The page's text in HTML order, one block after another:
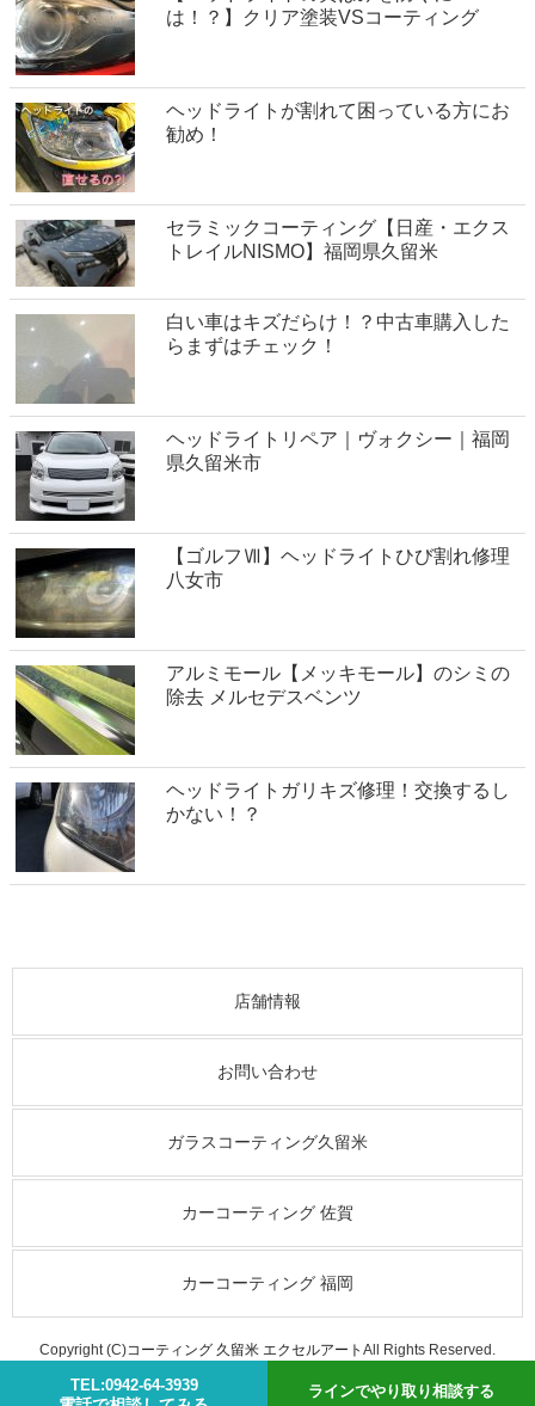
は！？】クリア塗装VSコーティング
ヘッドライトが割れて困っている方にお
勧め！
セラミックコーティング【日産・エクス
トレイルNISMO】福岡県久留米
白い車はキズだらけ！？中古車購入した
らまずはチェック！
ヘッドライトリペア｜ヴォクシー｜福岡
県久留米市
【ゴルフⅦ】ヘッドライトひび割れ修理
八女市
アルミモール【メッキモール】のシミの
除去 メルセデスベンツ
ヘッドライトガリキズ修理！交換するし
かない！？
店舗情報
お問い合わせ
ガラスコーティング久留米
カーコーティング 佐賀
カーコーティング 福岡
ラインでやり取り相談する
TEL:0942-64-3939
Copyright (C)コーティング 久留米 エクセルアート All Rights Reserved.